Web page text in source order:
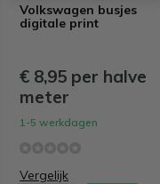
Volkswagen busjes
digitale print
€ 8,95 per halve
meter
1-5 werkdagen
Vergelijk